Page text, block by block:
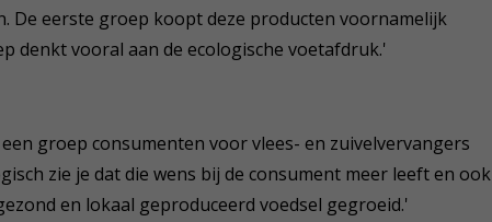
De eerste groep koopt deze producten voornamelijk
denkt vooral aan de ecologische voetafdruk.'
groep consumenten voor vlees- en zuivelvervangers
zie je dat die wens bij de consument meer leeft en ook
en lokaal geproduceerd voedsel gegroeid.'